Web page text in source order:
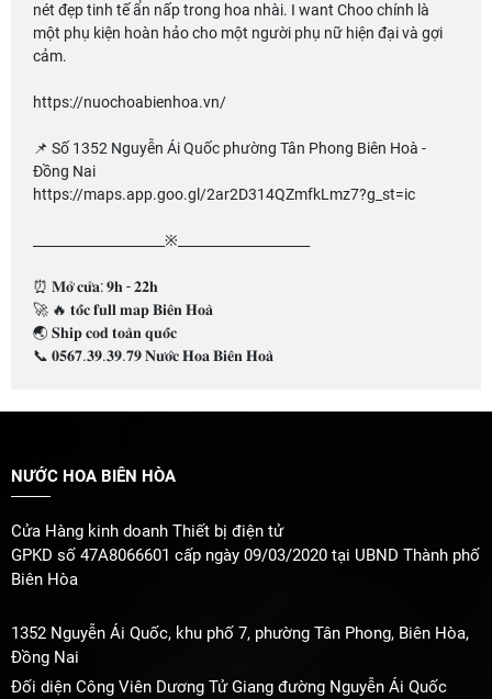
nét đẹp tinh tế ẩn nấp trong hoa nhài. I want Choo chính là
một phụ kiện hoàn hảo cho một người phụ nữ hiện đại và gợi
cảm.
https://nuochoabienhoa.vn/
📌 Số 1352 Nguyễn Ái Quốc phường Tân Phong Biên Hoà -
Đồng Nai
https://maps.app.goo.gl/2ar2D314QZmfkLmz7?g_st=ic
____________________※____________________
⏰ 𝐌𝐨̛̉ 𝐜𝐮̛̉𝐚: 𝟗𝐡 - 𝟐𝟐𝐡
🚀 🔥 𝐭𝐨̂́𝐜 𝐟𝐮𝐥𝐥 𝐦𝐚𝐩 𝐁𝐢𝐞̂𝐧 𝐇𝐨𝐚̀
🌏 𝐒𝐡𝐢𝐩 𝐜𝐨𝐝 𝐭𝐨𝐚̀𝐧 𝐪𝐮𝐨̂́𝐜
📞 𝟎𝟓𝟔𝟕.𝟑𝟗.𝟑𝟗.𝟕𝟗 𝐍𝐮̛𝐨̛́𝐜 𝐇𝐨𝐚 𝐁𝐢𝐞̂𝐧 𝐇𝐨𝐚̀
NƯỚC HOA BIÊN HÒA
Cửa Hàng kinh doanh Thiết bị điện tử
GPKD số 47A8066601 cấp ngày 09/03/2020 tại UBND Thành phố
Biên Hòa
1352 Nguyễn Ái Quốc, khu phố 7, phường Tân Phong, Biên Hòa,
Đồng Nai
Đối diện Công Viên Dương Tử Giang đường Nguyễn Ái Quốc